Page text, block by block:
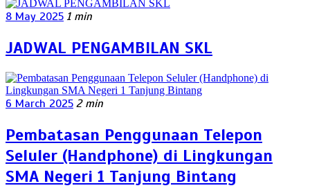
8 May 2025 1 min
JADWAL PENGAMBILAN SKL
6 March 2025 2 min
Pembatasan Penggunaan Telepon
Seluler (Handphone) di Lingkungan
SMA Negeri 1 Tanjung Bintang